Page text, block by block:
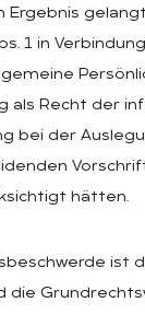
Ergebnis
1 in
als Recht der
bei der
hätten.
ist
die